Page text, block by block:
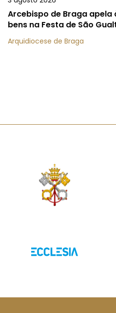
Arcebispo de Braga
bens na Festa de São
Arquidiocese de Braga